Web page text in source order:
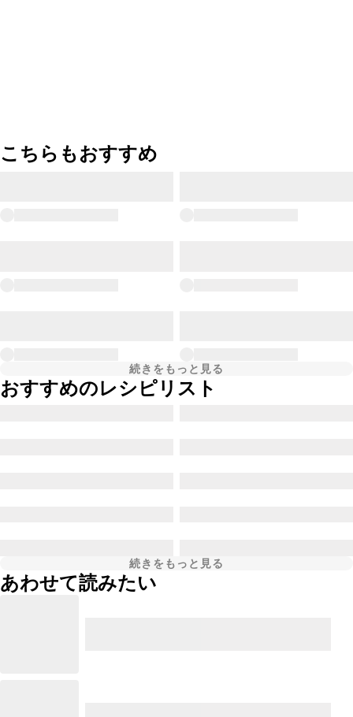
こちらもおすすめ
続きをもっと見る
おすすめのレシピリスト
続きをもっと見る
あわせて読みたい